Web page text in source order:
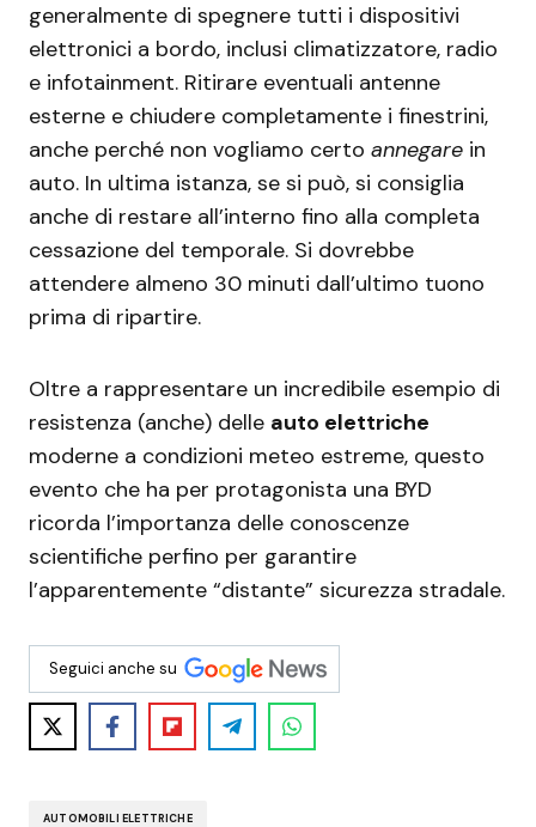
generalmente di spegnere tutti i dispositivi
elettronici a bordo, inclusi climatizzatore, radio
e infotainment. Ritirare eventuali antenne
esterne e chiudere completamente i finestrini,
anche perché non vogliamo certo annegare in
auto. In ultima istanza, se si può, si consiglia
anche di restare all’interno fino alla completa
cessazione del temporale. Si dovrebbe
attendere almeno 30 minuti dall’ultimo tuono
prima di ripartire.
Oltre a rappresentare un incredibile esempio di
resistenza (anche) delle auto elettriche
moderne a condizioni meteo estreme, questo
evento che ha per protagonista una BYD
ricorda l’importanza delle conoscenze
scientifiche perfino per garantire
l’apparentemente “distante” sicurezza stradale.
Seguici anche su
AUTOMOBILI ELETTRICHE